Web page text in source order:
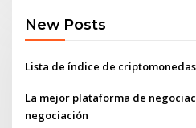
New Posts
Lista de índice de criptomonedas
La mejor plataforma de
negociación